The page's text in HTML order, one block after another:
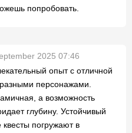
попробовать.
2025 07:46
опыт с отличной
персонажами.
а возможность
глубину. Устойчивый
погружают в